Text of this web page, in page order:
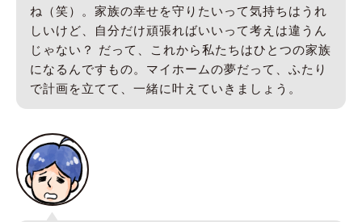
ね（笑）。家族の幸せを守りたいって気持ちはうれ
しいけど、自分だけ頑張ればいいって考えは違うん
じゃない？ だって、これから私たちはひとつの家族
になるんですもの。マイホームの夢だって、ふたり
で計画を立てて、一緒に叶えていきましょう。